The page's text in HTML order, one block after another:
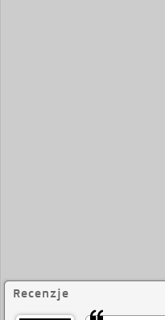
Recenzje